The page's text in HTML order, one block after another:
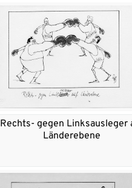
Rechts- gegen Linksausleger
Länderebene